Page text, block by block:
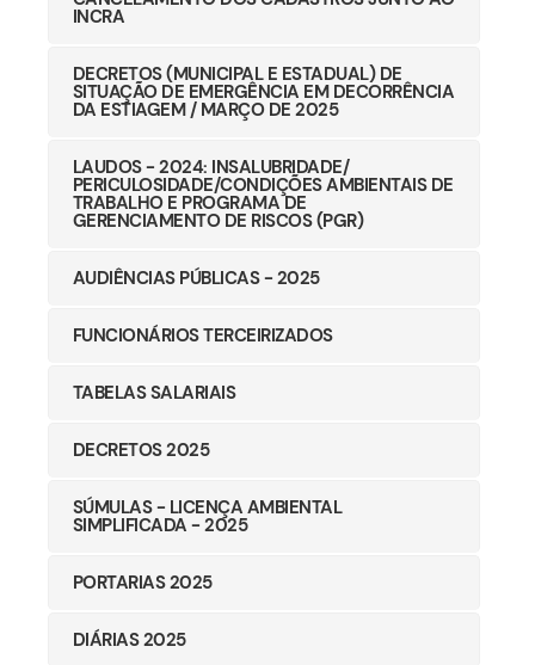
INCRA
DECRETOS (MUNICIPAL E ESTADUAL) DE
SITUAÇÃO DE EMERGÊNCIA EM DECORRÊNCIA
DA ESTIAGEM / MARÇO DE 2025
LAUDOS - 2024: INSALUBRIDADE/
PERICULOSIDADE/CONDIÇÕES AMBIENTAIS DE
TRABALHO E PROGRAMA DE
GERENCIAMENTO DE RISCOS (PGR)
AUDIÊNCIAS PÚBLICAS - 2025
FUNCIONÁRIOS TERCEIRIZADOS
TABELAS SALARIAIS
DECRETOS 2025
SÚMULAS - LICENÇA AMBIENTAL
SIMPLIFICADA - 2025
PORTARIAS 2025
DIÁRIAS 2025